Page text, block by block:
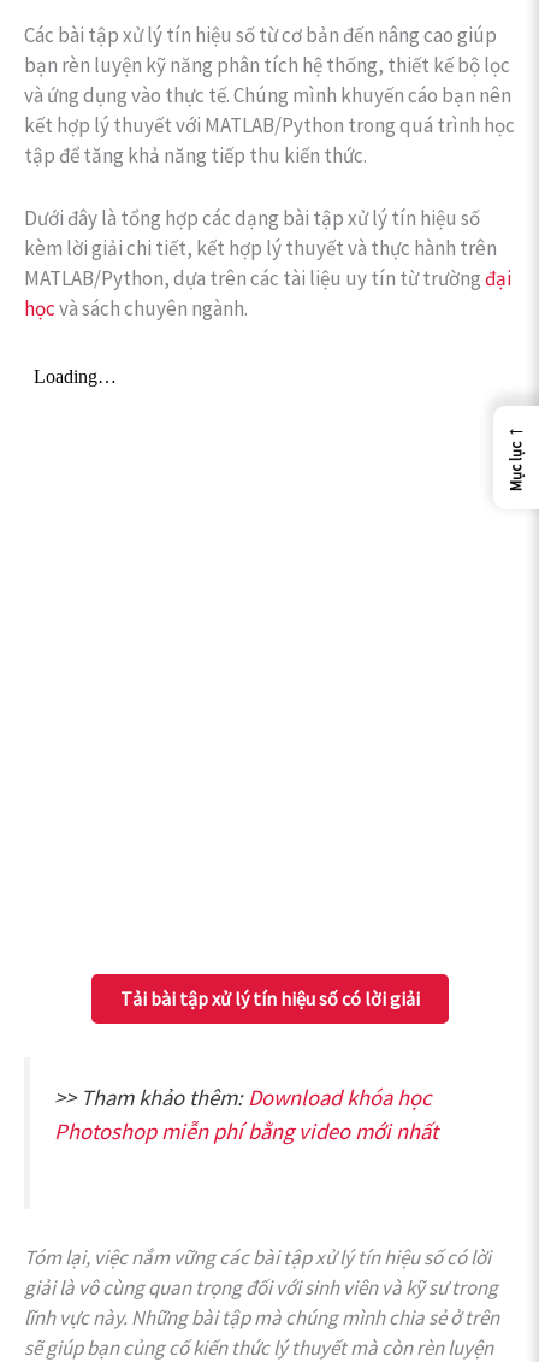
Các bài tập xử lý tín hiệu số từ cơ bản đến nâng cao giúp
bạn rèn luyện kỹ năng phân tích hệ thống, thiết kế bộ lọc
và ứng dụng vào thực tế. Chúng mình khuyến cáo bạn nên
kết hợp lý thuyết với MATLAB/Python trong quá trình học
tập để tăng khả năng tiếp thu kiến thức.
Dưới đây là tổng hợp các dạng bài tập xử lý tín hiệu số
kèm lời giải chi tiết, kết hợp lý thuyết và thực hành trên
MATLAB/Python, dựa trên các tài liệu uy tín từ trườngđại
họcvà sách chuyên ngành.
Tải bài tập xử lý tín hiệu số có lời giải
>> Tham khảo thêm:Download khóa học
Photoshop miễn phí bằng video mới nhất
Tóm lại, việc nắm vững các bài tập xử lý tín hiệu số có lời
giải là vô cùng quan trọng đối với sinh viên và kỹ sư trong
lĩnh vực này. Những bài tập mà chúng mình chia sẻ ở trên
sẽ giúp bạn củng cố kiến thức lý thuyết mà còn rèn luyện
←
Mục lục